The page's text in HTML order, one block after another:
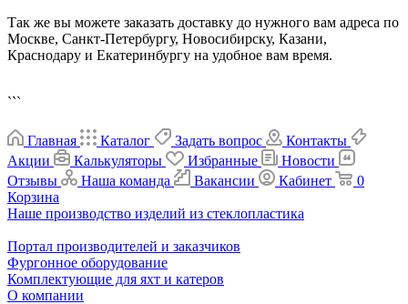
Так же вы можете заказать доставку до нужного вам адреса по
Москве, Санкт-Петербургу, Новосибирску, Казани,
Краснодару и Екатеринбургу на удобное вам время.
```
Главная Каталог Задать вопрос
Контакты
Акции
Калькуляторы Избранные
Новости
Отзывы
Наша команда Вакансии Кабинет
0
Корзина
Наше производство изделий из стеклопластика
Портал производителей и заказчиков
Фургонное оборудование
Комплектующие для яхт и катеров
О компании